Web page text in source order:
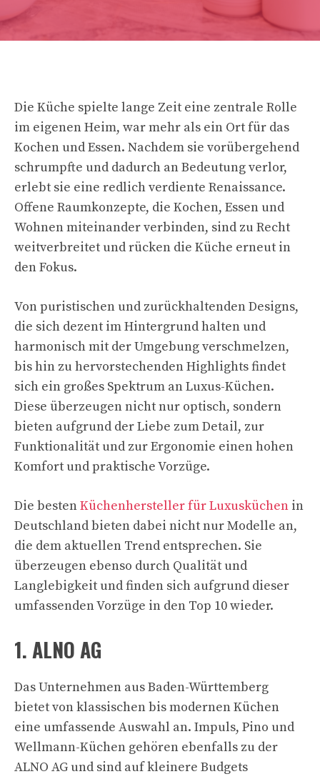
Die Küche spielte lange Zeit eine zentrale Rolle
im eigenen Heim, war mehr als ein Ort für das
Kochen und Essen. Nachdem sie vorübergehend
schrumpfte und dadurch an Bedeutung verlor,
erlebt sie eine redlich verdiente Renaissance.
Offene Raumkonzepte, die Kochen, Essen und
Wohnen miteinander verbinden, sind zu Recht
weitverbreitet und rücken die Küche erneut in
den Fokus.
Von puristischen und zurückhaltenden Designs,
die sich dezent im Hintergrund halten und
harmonisch mit der Umgebung verschmelzen,
bis hin zu hervorstechenden Highlights findet
sich ein großes Spektrum an Luxus-Küchen.
Diese überzeugen nicht nur optisch, sondern
bieten aufgrund der Liebe zum Detail, zur
Funktionalität und zur Ergonomie einen hohen
Komfort und praktische Vorzüge.
Die bestenKüchenhersteller für Luxusküchen in
Deutschland bieten dabei nicht nur Modelle an,
die dem aktuellen Trend entsprechen. Sie
überzeugen ebenso durch Qualität und
Langlebigkeit und finden sich aufgrund dieser
umfassenden Vorzüge in den Top 10 wieder.
1. ALNO AG
Das Unternehmen aus Baden-Württemberg
bietet von klassischen bis modernen Küchen
eine umfassende Auswahl an. Impuls, Pino und
Wellmann-Küchen gehören ebenfalls zu der
ALNO AG und sind auf kleinere Budgets